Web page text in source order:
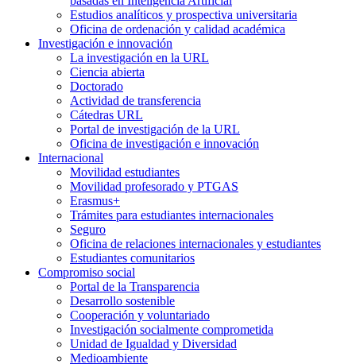
Estudios analíticos y prospectiva universitaria
Oficina de ordenación y calidad académica
Investigación e innovación
La investigación en la URL
Ciencia abierta
Doctorado
Actividad de transferencia
Cátedras URL
Portal de investigación de la URL
Oficina de investigación e innovación
Internacional
Movilidad estudiantes
Movilidad profesorado y PTGAS
Erasmus+
Trámites para estudiantes internacionales
Seguro
Oficina de relaciones internacionales y estudiantes
Estudiantes comunitarios
Compromiso social
Portal de la Transparencia
Desarrollo sostenible
Cooperación y voluntariado
Investigación socialmente comprometida
Unidad de Igualdad y Diversidad
Medioambiente